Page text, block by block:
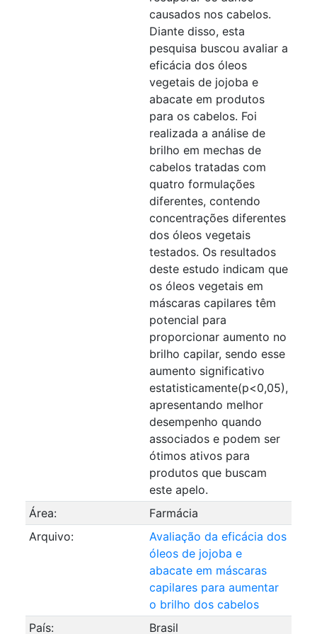
causados nos cabelos.
Diante disso, esta
pesquisa buscou avaliar a
eficácia dos óleos
vegetais de jojoba e
abacate em produtos
para os cabelos. Foi
realizada a análise de
brilho em mechas de
cabelos tratadas com
quatro formulações
diferentes, contendo
concentrações diferentes
dos óleos vegetais
testados. Os resultados
deste estudo indicam que
os óleos vegetais em
máscaras capilares têm
potencial para
proporcionar aumento no
brilho capilar, sendo esse
aumento significativo
estatisticamente(p<0,05),
apresentando melhor
desempenho quando
associados e podem ser
ótimos ativos para
produtos que buscam
este apelo.
Área:
Farmácia
Arquivo:
Avaliação da eficácia dos
óleos de jojoba e
abacate em máscaras
capilares para aumentar
o brilho dos cabelos
País:
Brasil